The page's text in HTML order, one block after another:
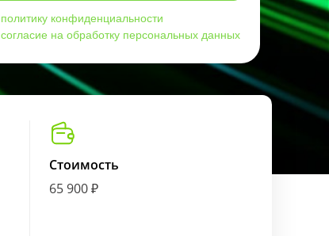
политику конфиденциальности
согласие на обработку персональных данных
Стоимость
65 900 ₽